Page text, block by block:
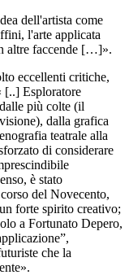
dell'artista come
l'arte applicata
altre faccende […]».
eccellenti critiche,
[..] Esploratore
più colte (il
dalla grafica
teatrale alla
di considerare
è stato
del Novecento,
forte spirito creativo;
a Fortunato Depero,
che la